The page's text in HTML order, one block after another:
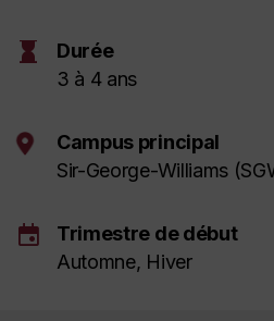
hourglass
Durée
3 à 4 ans
Campus principal
Sir-George-Williams
event
Trimestre de début
Automne, Hiver